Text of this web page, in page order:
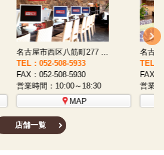
名古屋市中村区太閤通9-1...
TEL：052-481-0853
FAX：052-481-3587
営業時間：10:00～18:30
店舗一覧